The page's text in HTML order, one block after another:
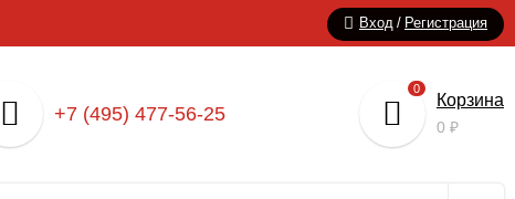
Вход / Регистрация
+7 (495) 477-56-25
0
Корзина
0 ₽